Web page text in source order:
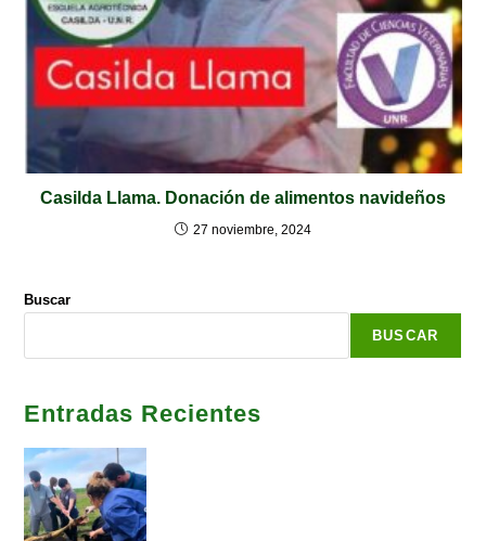
Casilda Llama. Donación de alimentos navideños
27 noviembre, 2024
Buscar
BUSCAR
Entradas Recientes